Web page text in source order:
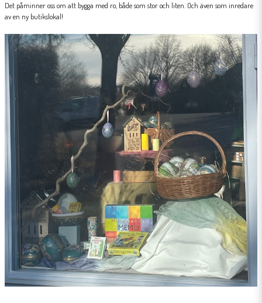
Det påminner oss om att bygga med ro, både som stor och liten. Och även som inredare
av en ny butikslokal!